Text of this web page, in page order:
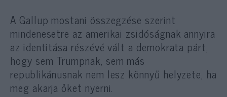
A Gallup mostani összegzése szerint
mindenesetre az amerikai zsidóságnak annyira
az identitása részévé vált a demokrata párt,
hogy sem Trumpnak, sem más
republikánusnak nem lesz könnyű helyzete, ha
meg akarja őket nyerni.